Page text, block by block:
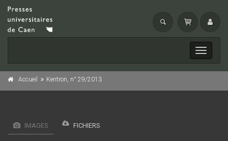
Toggle
Accueil Kentron, n° 29/2013
IMAGES FICHIERS